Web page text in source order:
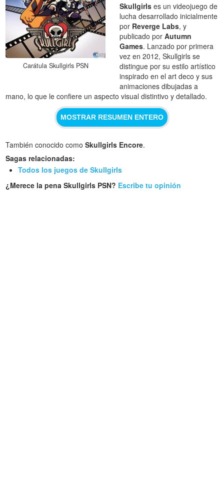
Carátula Skullgirls PSN
Skullgirls es un videojuego de
lucha desarrollado inicialmente
por Reverge Labs, y
publicado porAutumn
Games. Lanzado por primera
vez en 2012, Skullgirls se
distingue por su estilo artístico
inspirado en el art deco y sus
animaciones dibujadas a
mano, lo que le confiere un aspecto visual distintivo y detallado.
MOSTRAR RESUMEN ENTERO
También conocido comoSkullgirls Encore.
Sagas relacionadas:
Todos los juegos de Skullgirls
¿Merece la pena Skullgirls PSN? Escribe tu opinión